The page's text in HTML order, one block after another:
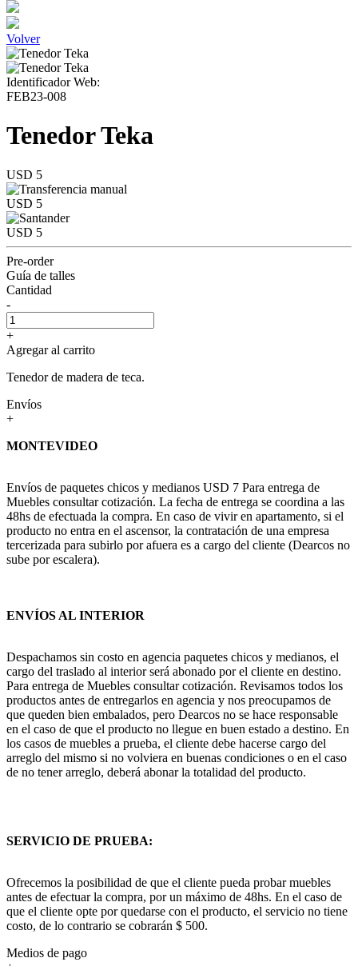
Volver
Identificador Web:
FEB23-008
Tenedor Teka
USD 5
USD 5
USD 5
Pre-order
Guía de talles
Cantidad
-
+
Agregar al carrito
Tenedor de madera de teca.
Envíos
+
MONTEVIDEO
Envíos de paquetes chicos y medianos USD 7 Para entrega de
Muebles consultar cotización. La fecha de entrega se coordina a las
48hs de efectuada la compra. En caso de vivir en apartamento, si el
producto no entra en el ascensor, la contratación de una empresa
tercerizada para subirlo por afuera es a cargo del cliente (Dearcos no
sube por escalera).
ENVÍOS AL INTERIOR
Despachamos sin costo en agencia paquetes chicos y medianos, el
cargo del traslado al interior será abonado por el cliente en destino.
Para entrega de Muebles consultar cotización. Revisamos todos los
productos antes de entregarlos en agencia y nos preocupamos de
que queden bien embalados, pero Dearcos no se hace responsable
en el caso de que el producto no llegue en buen estado a destino. En
los casos de muebles a prueba, el cliente debe hacerse cargo del
arreglo del mismo si no volviera en buenas condiciones o en el caso
de no tener arreglo, deberá abonar la totalidad del producto.
SERVICIO DE PRUEBA:
Ofrecemos la posibilidad de que el cliente pueda probar muebles
antes de efectuar la compra, por un máximo de 48hs. En el caso de
que el cliente opte por quedarse con el producto, el servicio no tiene
costo, de lo contrario se cobrarán $ 500.
Medios de pago